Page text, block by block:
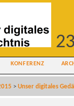
KONFERENZ
> Unser digitales